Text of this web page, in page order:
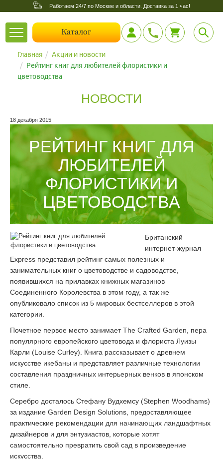
Работаем 24/7 по Москве и области. Доставка за 1 час!
Toggle
navigation
Каталог
Главная
Акции и новости
Рейтинг книг для любителей флористики и
цветоводства
НОВОСТИ
18 декабря 2015
РЕЙТИНГ КНИГ ДЛЯ
ЛЮБИТЕЛЕЙ
ФЛОРИСТИКИ И
ЦВЕТОВОДСТВА
Британский
интернет-журнал
Еxpress представил рейтинг самых полезных и
занимательных книг о цветоводстве и садоводстве,
появившихся на прилавках книжных магазинов
Соединенного Королевства в этом году, а так же
опубликовало список из 5 мировых бестселлеров в этой
категории.
Почетное первое место занимает The Crafted Garden, пера
популярного европейского цветовода и флориста Луизы
Карли (Louise Curley). Книга рассказывает о древнем
искусстве икебаны и представляет различные технологии
составления праздничных интерьерных венков в японском
стиле.
Серебро досталось Стефану Вудхемсу (Stephen Woodhams)
за издание Garden Design Solutions, предоставляющее
практические рекомендации для начинающих ландшафтных
дизайнеров и для энтузиастов, которые хотят
самостоятельно превратить свой сад в произведение
искусства.